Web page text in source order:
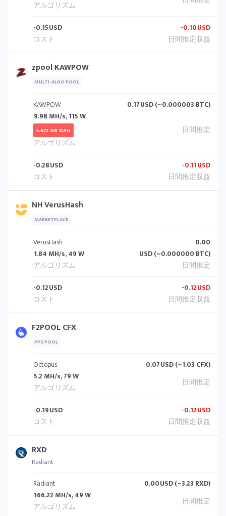
-0.15USD -0.10USD
zpool KAWPOW
MULTI-ALGO POOL
KAWPOW
9.98 MH/s, 115 W
5.672 GB DAG
0.17USD (~0.000003 BTC)
-0.28USD -0.11USD
NH VerusHash
MARKETPLACE
VerusHash
1.84 MH/s, 49 W
0.00
USD (~0.000000 BTC)
-0.12USD -0.12USD
F2POOL CFX
PPS POOL
Octopus
5.2 MH/s, 79 W
0.07USD (~1.03 CFX)
-0.19USD -0.12USD
RXD
Radiant
Radiant
166.22 MH/s, 49 W
0.00USD (~3.23 RXD)